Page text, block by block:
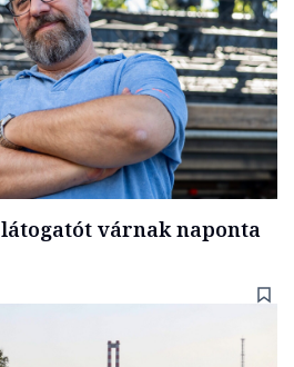
várnak naponta